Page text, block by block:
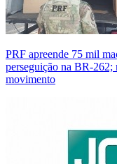
PRF apreende 75 mil
perseguição na BR-
movimento